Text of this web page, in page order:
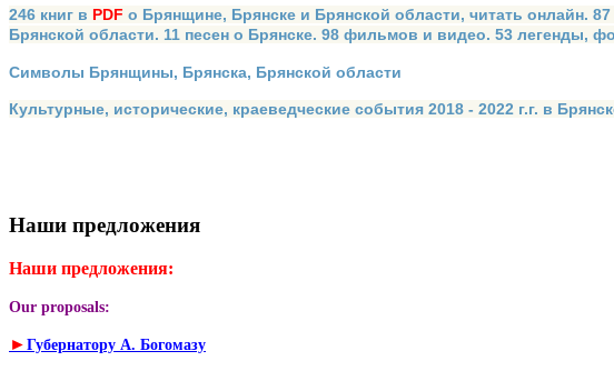
246 книг в PDF о Брянщине, Брянске и Брянской области, читать онлайн.
Брянской области. 11 песен о Брянске. 98 фильмов и видео. 53 легенды,
Символы Брянщины, Брянска, Брянской области
Культурные, исторические, краеведческие события 2018 - 2022 г.г. в
Наши предложения
Наши предложения:
Our proposals:
► Губернатору А. Богомазу